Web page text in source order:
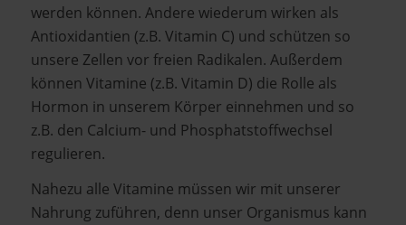
werden können. Andere wiederum wirken als
Antioxidantien (z.B. Vitamin C) und schützen so
unsere Zellen vor freien Radikalen. Außerdem
können Vitamine (z.B. Vitamin D) die Rolle als
Hormon in unserem Körper einnehmen und so
z.B. den Calcium- und Phosphatstoffwechsel
regulieren.
Nahezu alle Vitamine müssen wir mit unserer
Nahrung zuführen, denn unser Organismus kann